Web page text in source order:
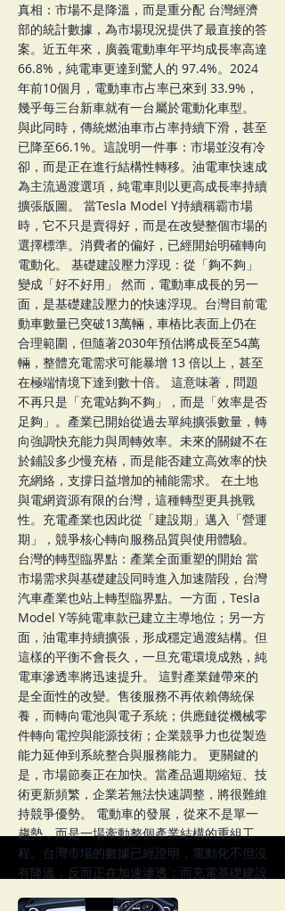
真相：市場不是降溫，而是重分配 台灣經濟
部的統計數據，為市場現況提供了最直接的答
案。近五年來，廣義電動車年平均成長率高達
66.8%，純電車更達到驚人的 97.4%。2024
年前10個月，電動車市占率已來到 33.9%，
幾乎每三台新車就有一台屬於電動化車型。
與此同時，傳統燃油車市占率持續下滑，甚至
已降至66.1%。這說明一件事：市場並沒有冷
卻，而是正在進行結構性轉移。油電車快速成
為主流過渡選項，純電車則以更高成長率持續
擴張版圖。 當Tesla Model Y持續稱霸市場
時，它不只是賣得好，而是在改變整個市場的
選擇標準。消費者的偏好，已經開始明確轉向
電動化。 基礎建設壓力浮現：從「夠不夠」
變成「好不好用」 然而，電動車成長的另一
面，是基礎建設壓力的快速浮現。台灣目前電
動車數量已突破13萬輛，車樁比表面上仍在
合理範圍，但隨著2030年預估將成長至54萬
輛，整體充電需求可能暴增 13 倍以上，甚至
在極端情境下達到數十倍。 這意味著，問題
不再只是「充電站夠不夠」，而是「效率是否
足夠」。產業已開始從過去單純擴張數量，轉
向強調快充能力與周轉效率。未來的關鍵不在
於鋪設多少慢充樁，而是能否建立高效率的快
充網絡，支撐日益增加的補能需求。 在土地
與電網資源有限的台灣，這種轉型更具挑戰
性。充電產業也因此從「建設期」邁入「營運
期」，競爭核心轉向服務品質與使用體驗。
台灣的轉型臨界點：產業全面重塑的開始 當
市場需求與基礎建設同時進入加速階段，台灣
汽車產業也站上轉型臨界點。一方面，Tesla
Model Y等純電車款已建立主導地位；另一方
面，油電車持續擴張，形成穩定過渡結構。但
這樣的平衡不會長久，一旦充電環境成熟，純
電車滲透率將迅速提升。 這對產業鏈帶來的
是全面性的改變。售後服務不再依賴傳統保
養，而轉向電池與電子系統；供應鏈從機械零
件轉向電控與能源技術；企業競爭力也從製造
能力延伸到系統整合與服務能力。 更關鍵的
是，市場節奏正在加快。當產品週期縮短、技
術更新頻繁，企業若無法快速調整，將很難維
持競爭優勢。 電動車的發展，從來不是單一
趨勢，而是一場牽動整個產業結構的重組工
程。台灣市場的數據已經證明，電動化不但沒
有降溫，反而正在加速滲透；而充電基礎建設